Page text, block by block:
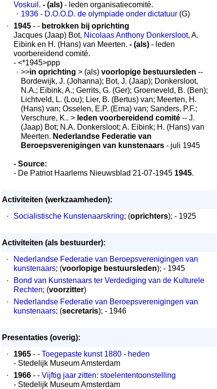
Voskuil . - (als) - leden organisatiecomité.
· 1936 - D.O.O.D. de olympiade onder dictatuur (G)
·
1945 - - betrokken bij oprichting
Jacques (Jaap) Bot, Nicolaas Anthony Donkersloot, A.
Eibink en H. (Hans) van Meerten. - (als) - leden
voorbereidend comité.
- <*1945>ppp
· >>in oprichting > (als) voorlopige bestuursleden --
Bordewijk, J. (Johanna); Bot, J. (Jaap); Donkersloot,
N.A.; Eibink, A.; Gerrits, G. (Ger); Groeneveld, B. (Ben);
Lichtveld, L. (Lou); Lier, B. (Bertus) van; Meerten, H.
(Hans) van; Osselen, E.P. (Erna) van; Sanders, P.F.;
Verschure, K.. > leden voorbereidend comité -- J.
(Jaap) Bot; N.A. Donkersloot; A. Eibink; H. (Hans) van
Meerten. Nederlandse Federatie van
Beroepsverenigingen van kunstenaars - juli 1945
- Source:
- De Patriot Haarlems Nieuwsblad 21-07-1945 1945.
Activiteiten (werkzaamheden):
·
Socialistische Kunstenaarskring; (oprichters); - 1925
Activiteiten (als bestuurder):
·
Nederlandse Federatie van Beroepsverenigingen van
kunstenaars; (voorlopige bestuursleden); - 1945
·
Bond van Kunstenaars ter Verdediging van de Kulturele
Rechten; (voorzitter)
·
Nederlandse Federatie van Beroepsverenigingen van
kunstenaars; (secretaris); - 1946
Presentaties (overig):
·
1965 - - Toegepaste kunst 1880 - heden
- Stedelijk Museum Amsterdam
·
1966 - - Vijftig jaar zitten: stoelententoonstelling
- Stedelijk Museum Amsterdam